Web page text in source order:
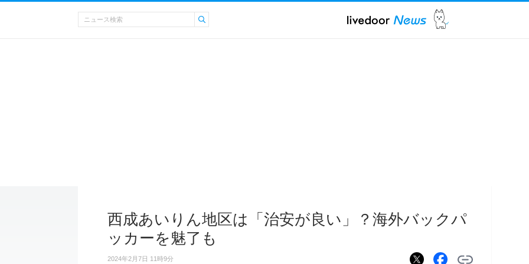
西成あいりん地区は「治安が良い」？海外バックパ
ッカーを魅了も
2024年2月7日 11時9分